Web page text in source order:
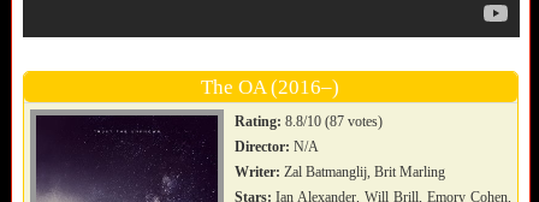
The OA (2016–)
Rating: 8.8/10 (87 votes)
Director: N/A
Writer: Zal Batmanglij, Brit Marling
Stars: Ian Alexander, Will Brill, Emory Cohen,